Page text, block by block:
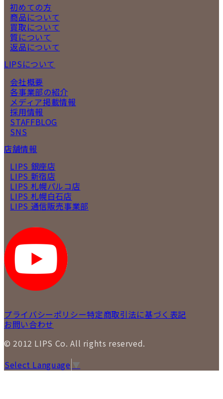
初めての方
商品について
買取について
質について
返品について
LIPSについて
会社概要
各事業部の紹介
メディア掲載情報
採用情報
STAFFBLOG
SNS
店舗情報
LIPS 銀座店
LIPS 新宿店
LIPS 札幌パルコ店
LIPS 札幌白石店
LIPS 通信販売事業部
プライバシーポリシー特定商取引法に基づく表記
お問い合わせ
© 2012 LIPS Co. All rights reserved.
Select Language ▼